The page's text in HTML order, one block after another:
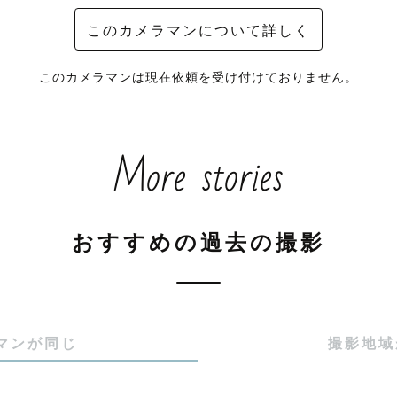
このカメラマンについて詳しく
このカメラマンは現在依頼を受け付けておりません。
More stories
おすすめの過去の撮影
ンが同じ 撮影地